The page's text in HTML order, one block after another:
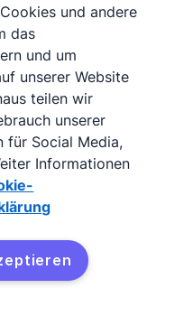
sich für Sneak
Teaser-Videos oder
Instagram und
exklusive Angebote
gelten. Solche
und halten Ihre
Kunden präsent.
Kostenlos testen
und andere
das
und um
unserer Website
teilen wir
unserer
für Social Media,
Informationen